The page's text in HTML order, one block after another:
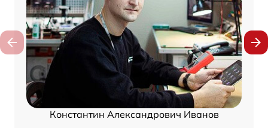
Константин Александрович Иванов